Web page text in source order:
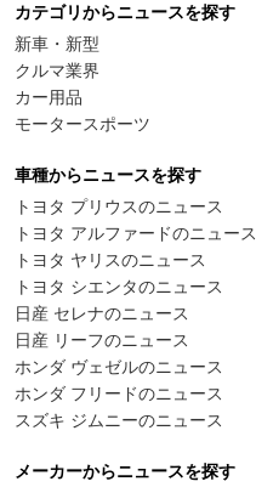
カテゴリからニュースを探す
新車・新型
クルマ業界
カー用品
モータースポーツ
車種からニュースを探す
トヨタ プリウスのニュース
トヨタ アルファードのニュース
トヨタ ヤリスのニュース
トヨタ シエンタのニュース
日産 セレナのニュース
日産 リーフのニュース
ホンダ ヴェゼルのニュース
ホンダ フリードのニュース
スズキ ジムニーのニュース
メーカーからニュースを探す